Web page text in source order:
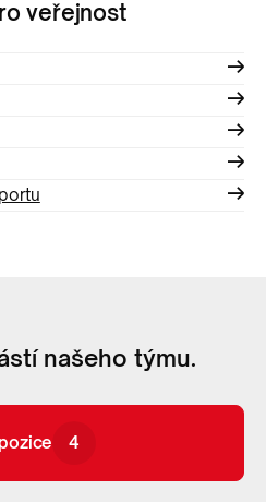
veřejnost
našeho týmu.
4